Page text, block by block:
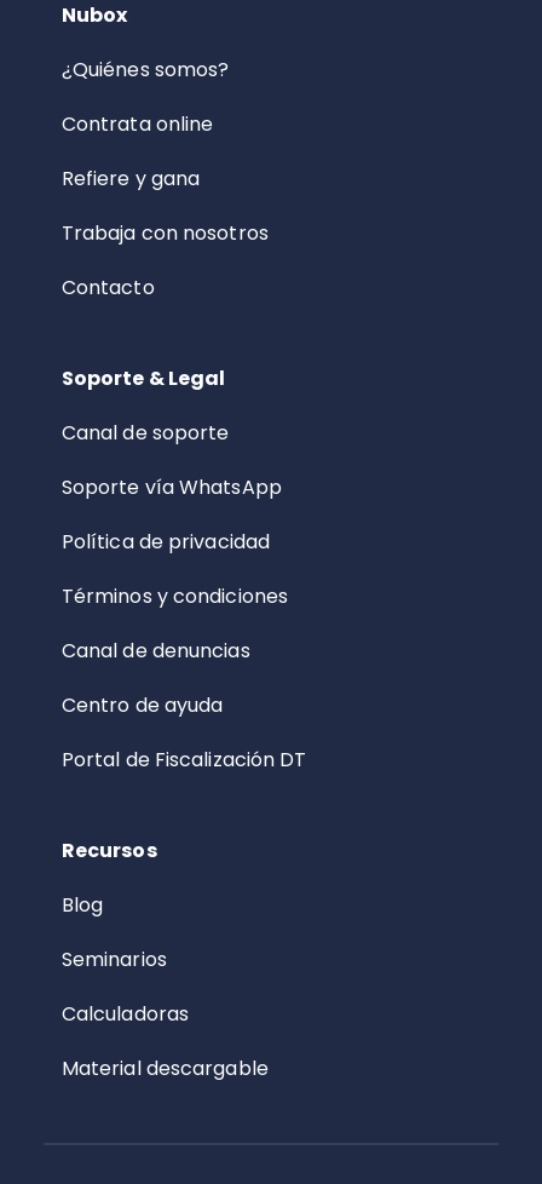
Nubox
¿Quiénes somos?
Contrata online
Refiere y gana
Trabaja con nosotros
Contacto
Soporte & Legal
Canal de soporte
Soporte vía WhatsApp
Política de privacidad
Términos y condiciones
Canal de denuncias
Centro de ayuda
Portal de Fiscalización DT
Recursos
Blog
Seminarios
Calculadoras
Material descargable